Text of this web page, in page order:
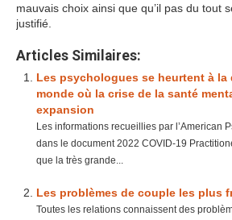
mauvais choix ainsi que qu’il pas du tout
justifié.
Articles Similaires:
Les psychologues se heurtent à la
monde où la crise de la santé
expansion
Les informations recueillies par l’American
dans le document 2022 COVID-19
que la très grande...
Les problèmes de couple les plus
Toutes les relations connaissent des